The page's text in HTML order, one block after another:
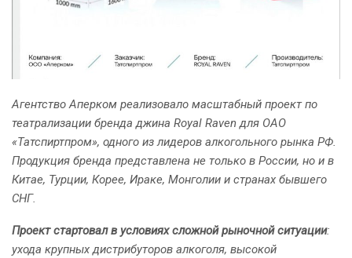
Агентство Аперком реализовало масштабный проект по
театрализации бренда джина Royal Raven для ОАО
«Татспиртпром», одного из лидеров алкогольного рынка РФ.
Продукция бренда представлена не только в России, но и в
Китае, Турции, Корее, Ираке, Монголии и странах бывшего
СНГ.
Проект стартовал в условиях сложной рыночной ситуации:
ухода крупных дистрибуторов алкоголя, высокой